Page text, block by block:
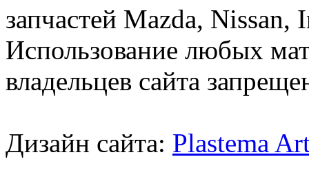
запчастей Mazda,
Использование любых
владельцев сайта
Дизайн сайта: Plastema